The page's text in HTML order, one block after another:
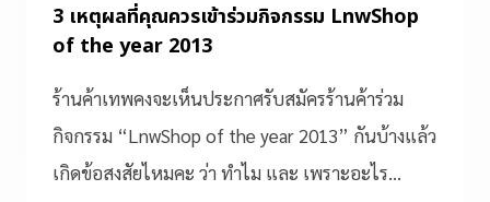
3 เหตุผลที่คุณควรเข้าร่วมกิจกรรม LnwShop
of the year 2013
ร้านค้าเทพคงจะเห็นประกาศรับสมัครร้านค้าร่วม
กิจกรรม “LnwShop of the year 2013” กันบ้างแล้ว
เกิดข้อสงสัยไหมคะ ว่า ทำไม และ เพราะอะไร…